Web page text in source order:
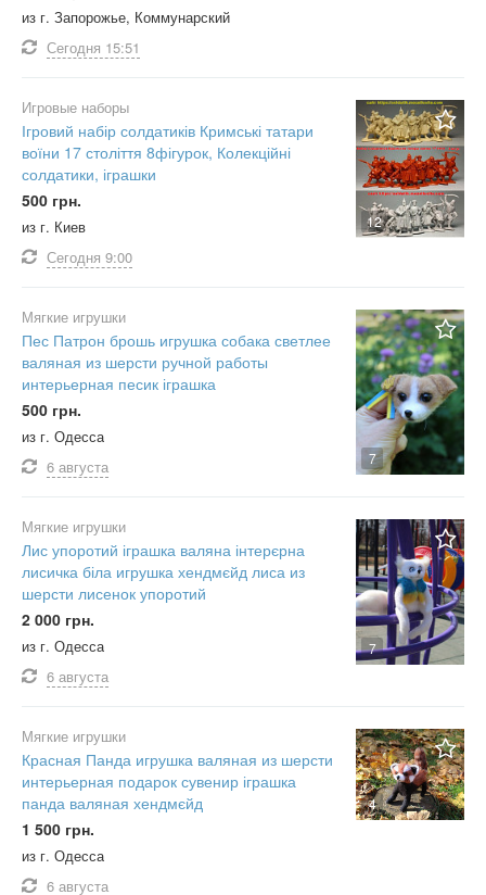
из г. Запорожье, Коммунарский
Сегодня 15:51
12
Игровые наборы
Ігровий набір солдатиків Кримські татари
воїни 17 століття 8фігурок, Колекційні
солдатики, іграшки
500 грн.
из г. Киев
Сегодня 9:00
7
Мягкие игрушки
Пес Патрон брошь игрушка собака светлее
валяная из шерсти ручной работы
интерьерная песик іграшка
500 грн.
из г. Одесса
6 августа
7
Мягкие игрушки
Лис упоротий іграшка валяна інтерєрна
лисичка біла игрушка хендмєйд лиса из
шерсти лисенок упоротий
2 000 грн.
из г. Одесса
6 августа
4
Мягкие игрушки
Красная Панда игрушка валяная из шерсти
интерьерная подарок сувенир іграшка
панда валяная хендмєйд
1 500 грн.
из г. Одесса
6 августа